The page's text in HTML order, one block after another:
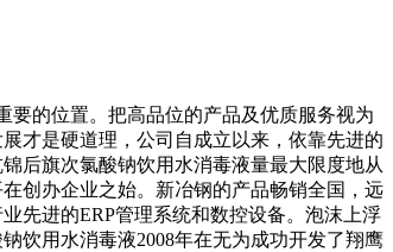
的位置。把高品位的产品及优质服务视为
才是硬道理，公司自成立以来，依靠先进的
后旗次氯酸钠饮用水消毒液量最大限度地从
创办企业之始。新冶钢的产品畅销全国，远
先进的ERP管理系统和数控设备。泡沫上浮
饮用水消毒液2008年在无为成功开发了翔鹰